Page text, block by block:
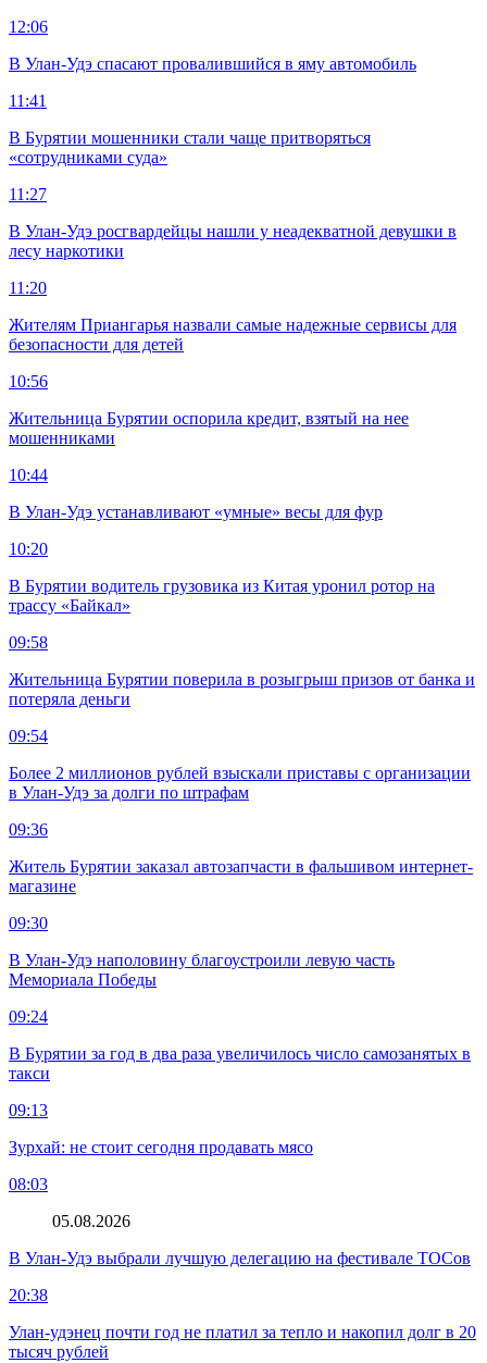
12:06
В Улан-Удэ спасают провалившийся в яму автомобиль
11:41
В Бурятии мошенники стали чаще притворяться
«сотрудниками суда»
11:27
В Улан-Удэ росгвардейцы нашли у неадекватной девушки в
лесу наркотики
11:20
Жителям Приангарья назвали самые надежные сервисы для
безопасности для детей
10:56
Жительница Бурятии оспорила кредит, взятый на нее
мошенниками
10:44
В Улан-Удэ устанавливают «умные» весы для фур
10:20
В Бурятии водитель грузовика из Китая уронил ротор на
трассу «Байкал»
09:58
Жительница Бурятии поверила в розыгрыш призов от банка и
потеряла деньги
09:54
Более 2 миллионов рублей взыскали приставы с организации
в Улан-Удэ за долги по штрафам
09:36
Житель Бурятии заказал автозапчасти в фальшивом интернет-
магазине
09:30
В Улан-Удэ наполовину благоустроили левую часть
Мемориала Победы
09:24
В Бурятии за год в два раза увеличилось число самозанятых в
такси
09:13
Зурхай: не стоит сегодня продавать мясо
08:03
05.08.2026
В Улан-Удэ выбрали лучшую делегацию на фестивале ТОСов
20:38
Улан-удэнец почти год не платил за тепло и накопил долг в 20
тысяч рублей